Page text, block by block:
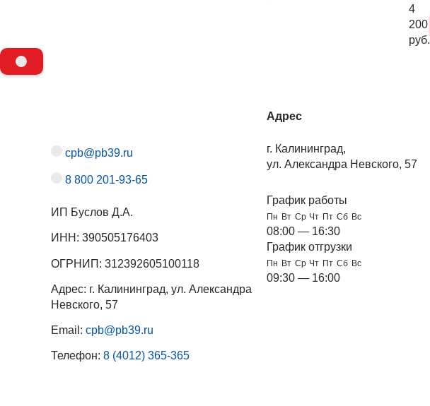
4
200
руб.
cpb@pb39.ru
8 800 201-93-65
ИП Буслов Д.А.
ИНН: 390505176403
ОГРНИП: 312392605100118
Адрес: г. Калининград, ул. Александра
Невского, 57
Email: cpb@pb39.ru
Телефон: 8 (4012) 365-365
Адрес
г. Калининград,
ул. Александра Невского, 57
График работы
Пн Вт Ср Чт Пт Сб Вс
08:00 — 16:30
График отгрузки
Пн Вт Ср Чт Пт Сб Вс
09:30 — 16:00